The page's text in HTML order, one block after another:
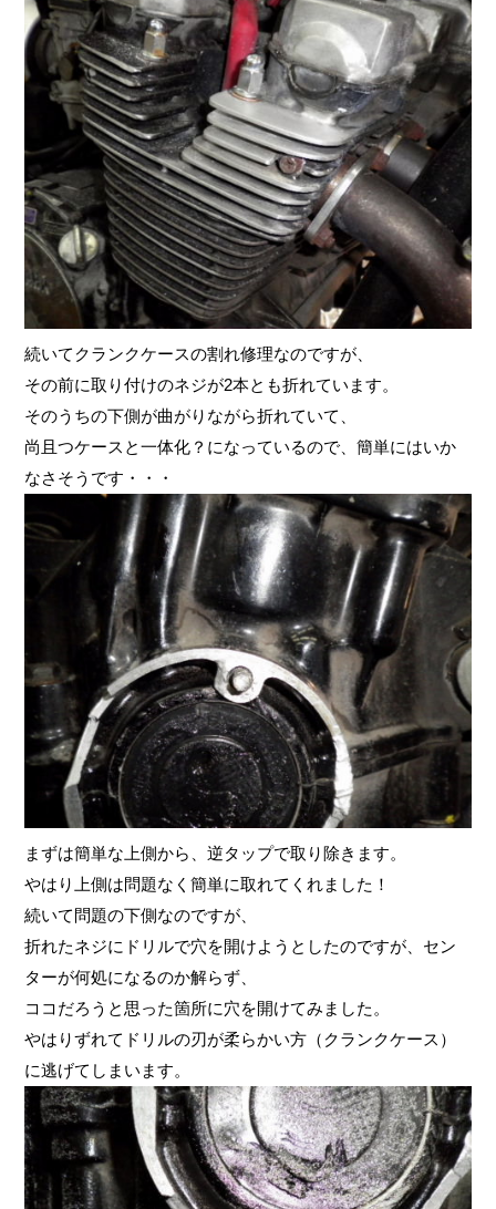
続いてクランクケースの割れ修理なのですが、
その前に取り付けのネジが2本とも折れています。
そのうちの下側が曲がりながら折れていて、
尚且つケースと一体化？になっているので、簡単にはいか
なさそうです・・・
まずは簡単な上側から、逆タップで取り除きます。
やはり上側は問題なく簡単に取れてくれました！
続いて問題の下側なのですが、
折れたネジにドリルで穴を開けようとしたのですが、セン
ターが何処になるのか解らず、
ココだろうと思った箇所に穴を開けてみました。
やはりずれてドリルの刃が柔らかい方（クランクケース）
に逃げてしまいます。